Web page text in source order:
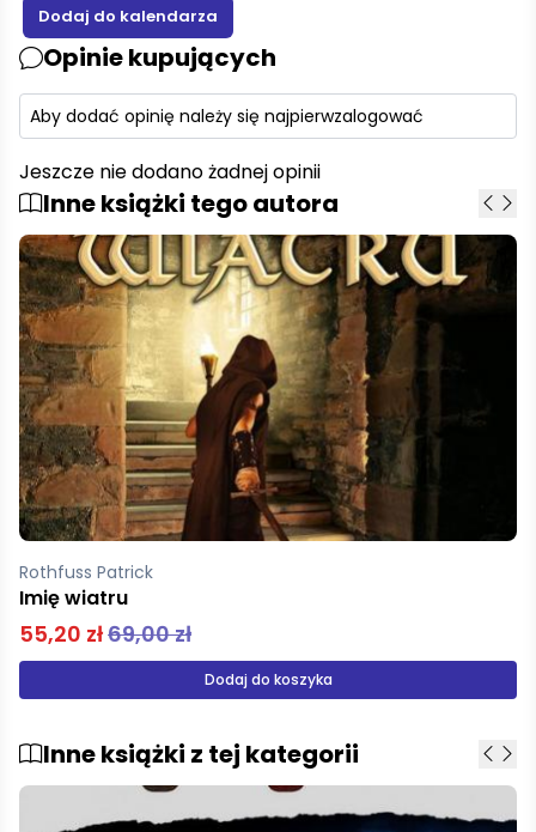
Opinie kupujących
Aby dodać opinię należy się najpierwzalogować
Jeszcze nie dodano żadnej opinii
Inne książki tego autora
Rothfuss Patrick
Strach Mędrca Kroniki królobójcy Część 1
47,92 zł 59,90 zł
Dodaj do koszyka
Inne książki z tej kategorii